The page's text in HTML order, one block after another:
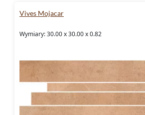
Vives Mojacar
Wymiary: 30.00 x 30.00 x 0.82